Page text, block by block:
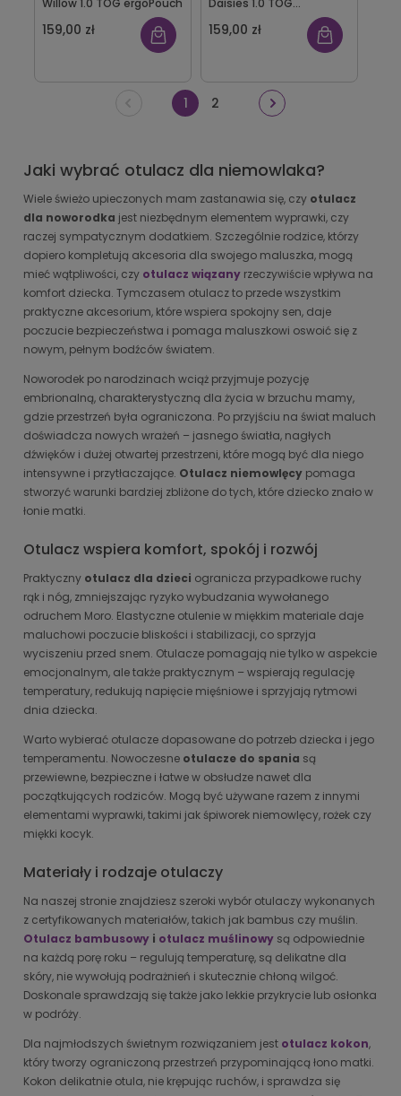
Willow 1.0 TOG ergoPouch
159,00 zł
Daisies 1.0 TOG
159,00 zł
1 2
Jaki wybrać otulacz dla niemowlaka?
Wiele świeżo upieczonych mam zastanawia się, czy otulacz
dla noworodka jest niezbędnym elementem wyprawki, czy
raczej sympatycznym dodatkiem. Szczególnie rodzice, którzy
dopiero kompletują akcesoria dla swojego maluszka, mogą
mieć wątpliwości, czy otulacz wiązany rzeczywiście wpływa na
komfort dziecka. Tymczasem otulacz to przede wszystkim
praktyczne akcesorium, które wspiera spokojny sen, daje
poczucie bezpieczeństwa i pomaga maluszkowi oswoić się z
nowym, pełnym bodźców światem.
Noworodek po narodzinach wciąż przyjmuje pozycję
embrionalną, charakterystyczną dla życia w brzuchu mamy,
gdzie przestrzeń była ograniczona. Po przyjściu na świat maluch
doświadcza nowych wrażeń – jasnego światła, nagłych
dźwięków i dużej otwartej przestrzeni, które mogą być dla niego
intensywne i przytłaczające. Otulacz niemowlęcy pomaga
stworzyć warunki bardziej zbliżone do tych, które dziecko znało w
łonie matki.
Otulacz wspiera komfort, spokój i rozwój
Praktyczny otulacz dla dzieci ogranicza przypadkowe ruchy
rąk i nóg, zmniejszając ryzyko wybudzania wywołanego
odruchem Moro. Elastyczne otulenie w miękkim materiale daje
maluchowi poczucie bliskości i stabilizacji, co sprzyja
wyciszeniu przed snem. Otulacze pomagają nie tylko w aspekcie
emocjonalnym, ale także praktycznym – wspierają regulację
temperatury, redukują napięcie mięśniowe i sprzyjają rytmowi
dnia dziecka.
Warto wybierać otulacze dopasowane do potrzeb dziecka i jego
temperamentu. Nowoczesne otulacze do spania są
przewiewne, bezpieczne i łatwe w obsłudze nawet dla
początkujących rodziców. Mogą być używane razem z innymi
elementami wyprawki, takimi jak śpiworek niemowlęcy, rożek czy
miękki kocyk.
Materiały i rodzaje otulaczy
Na naszej stronie znajdziesz szeroki wybór otulaczy wykonanych
z certyfikowanych materiałów, takich jak bambus czy muślin.
Otulacz bambusowy i otulacz muślinowy są odpowiednie
na każdą porę roku – regulują temperaturę, są delikatne dla
skóry, nie wywołują podrażnień i skutecznie chłoną wilgoć.
Doskonale sprawdzają się także jako lekkie przykrycie lub osłonka
w podróży.
Dla najmłodszych świetnym rozwiązaniem jest otulacz kokon,
który tworzy ograniczoną przestrzeń przypominającą łono matki.
Kokon delikatnie otula, nie krępując ruchów, i sprawdza się